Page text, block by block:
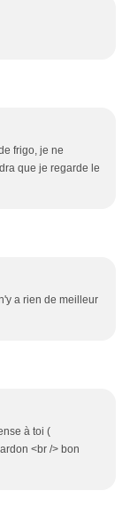
frigo, je ne
que je regarde le
a rien de meilleur
à toi (
<br /> bon